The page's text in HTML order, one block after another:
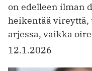
on edelleen ilman
heikentää
arjessa, vaikka
12.1.2026